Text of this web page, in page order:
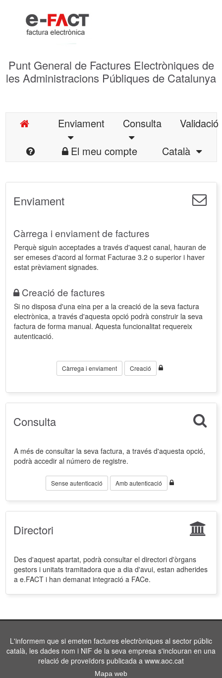
Punt General de Factures Electròniques de
les Administracions Públiques de Catalunya
Enviament Consulta
Validació
El meu compte
Català
Enviament
Càrrega i enviament de factures
Perquè siguin acceptades a través d'aquest canal, hauran de
ser emeses d'acord al format Facturae 3.2 o superior i haver
estat prèviament signades.
Creació de factures
Si no disposa d'una eina per a la creació de la seva factura
electrònica, a través d'aquesta opció podrà construir la seva
factura de forma manual. Aquesta funcionalitat requereix
autenticació.
Càrrega i enviament Creació
Consulta
A més de consultar la seva factura, a través d'aquesta opció,
podrà accedir al número de registre.
Sense autenticació Amb autenticació
Directori
Des d'aquest apartat, podrà consultar el directori d'òrgans
gestors i unitats tramitadora que a dia d'avui, estan adherides
a e.FACT i han demanat integració a FACe.
L'informem que si emeten factures electròniques al sector públic
català, les dades nom i NIF de la seva empresa s'inclouran en una
relació de proveïdors publicada a www.aoc.cat
Mapa web